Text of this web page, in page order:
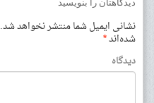
دیدگاهتان را بنویسید
نشانی ایمیل شما منتشر نخواهد شد.
شده‌اند*
دیدگاه